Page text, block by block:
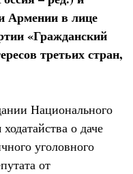
Армении в лице
«Гражданский
третьих стран,
Национального
о даче
уголовного
от